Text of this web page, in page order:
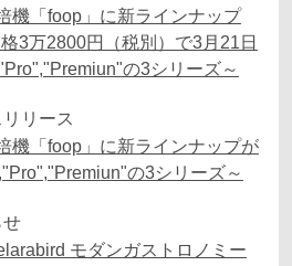
機「foop」に新ラインナップ
3万2800円（税別）で3月21日
の3シリーズ～
リース
機「foop」に新ラインナップが
の3シリーズ～
せ
モダンガストロノミー